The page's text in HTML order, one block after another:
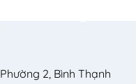
2, Bình Thạnh